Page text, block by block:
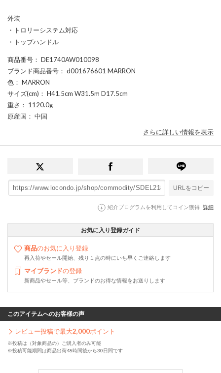
外装
・トロリーシステム対応
・トップハンドル
商品番号 ： DE1740AW010098
ブランド商品番号 ： d001676601 MARRON
色 ： MARRON
サイズ(cm) ： H41.5cm W31.5m D17.5cm
重さ ： 1120.0g
原産国 ： 中国
さらに詳しい情報を表示
URLをコピー
紹介プログラムを利用してコイン獲得 詳細
お気に入り登録ガイド
商品のお気に入り登録
再入荷やセール開始、残り１点の時にいち早くご連絡します
マイブランドの登録
新商品やセール等、ブランドのお得な情報をお送りします
このアイテムへのお客様の声
レビュー投稿で最大2,000ポイント
※投稿は（対象商品の）ご購入者のみ可能
※投稿可能期間は商品出荷48時間後から30日間です